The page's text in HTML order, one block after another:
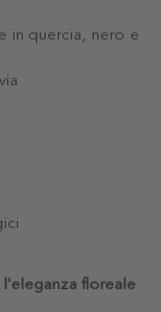
in quercia, nero e
floreale